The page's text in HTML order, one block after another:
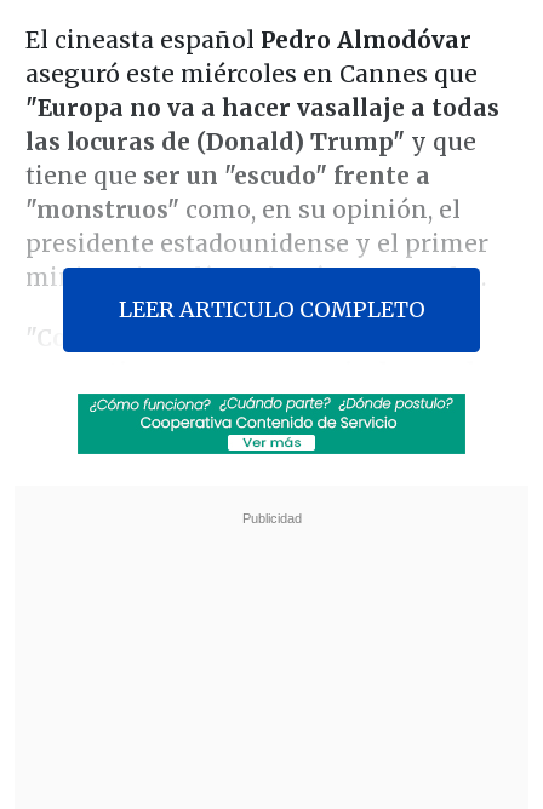
El cineasta español Pedro Almodóvar
aseguró este miércoles en Cannes que
"Europa no va a hacer vasallaje a todas
las locuras de (Donald) Trump" y que
tiene que ser un "escudo" frente a
"monstruos" como, en su opinión, el
presidente estadounidense y el primer
ministro israelí,Benjamín Netanyahu.
"Como europeos estamos obligados a
contra estos monstruos como Trump y
Netanyahu", dijo en una rueda de prensa
, la película con la que aspira a
LEER ARTICULO COMPLETO